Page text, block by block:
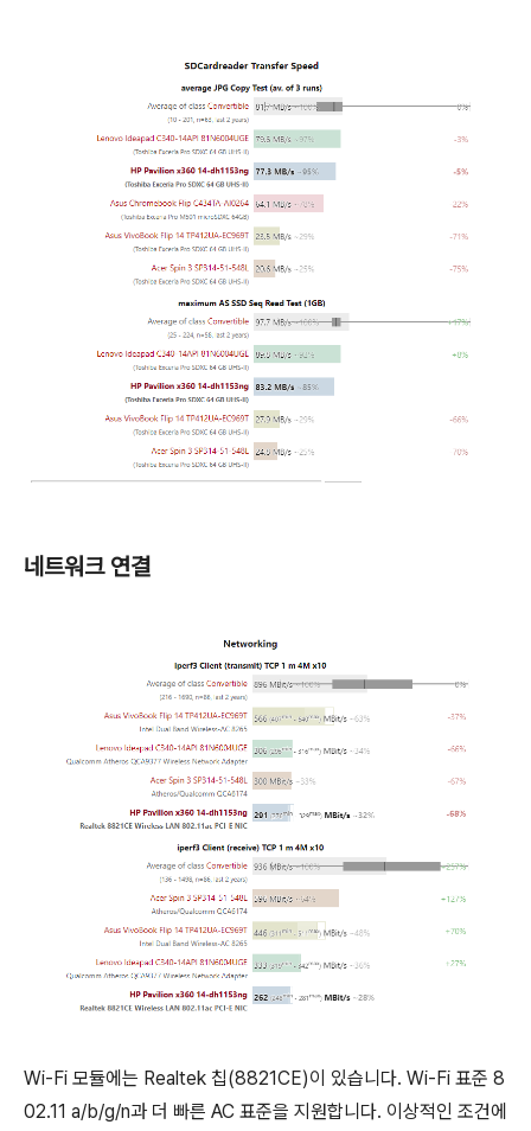
네트워크 연결
Wi-Fi 모듈에는 Realtek 칩(8821CE)이 있습니다. Wi-Fi 표준 8
02.11 a/b/g/n과 더 빠른 AC 표준을 지원합니다. 이상적인 조건에